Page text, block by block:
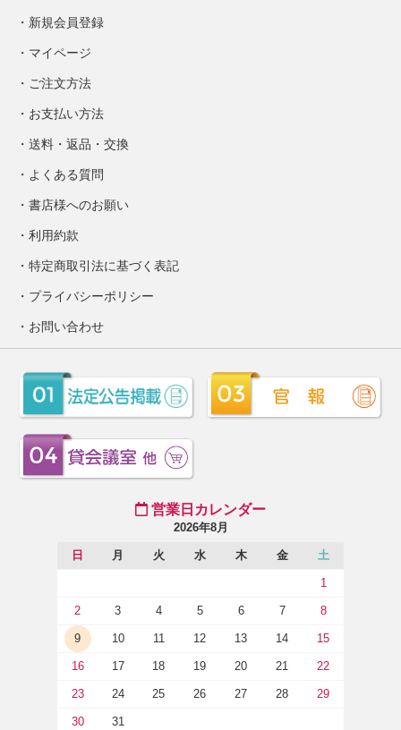
新規会員登録
マイページ
ご注文方法
お支払い方法
送料・返品・交換
よくある質問
書店様へのお願い
利用約款
特定商取引法に基づく表記
プライバシーポリシー
お問い合わせ
営業日カレンダー
2026年8月
日 月 火 水 木 金 土
1
2 3 4 5 6 7 8
9 10 11 12 13 14 15
16 17 18 19 20 21 22
23 24 25 26 27 28 29
30 31